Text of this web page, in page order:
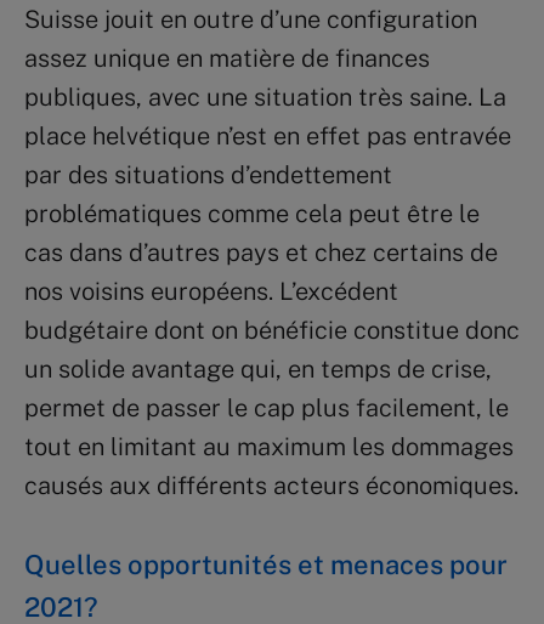
Suisse jouit en outre d’une configuration
assez unique en matière de finances
publiques, avec une situation très saine. La
place helvétique n’est en effet pas entravée
par des situations d’endettement
problématiques comme cela peut être le
cas dans d’autres pays et chez certains de
nos voisins européens. L’excédent
budgétaire dont on bénéficie constitue donc
un solide avantage qui, en temps de crise,
permet de passer le cap plus facilement, le
tout en limitant au maximum les dommages
causés aux différents acteurs économiques.
Quelles opportunités et menaces pour
2021?